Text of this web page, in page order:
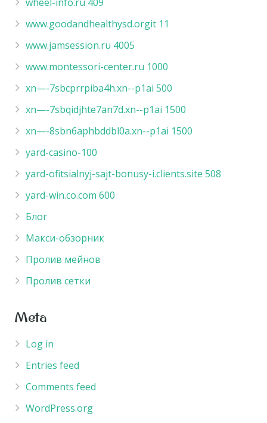
www.goodandhealthysd.orgit 11
www.jamsession.ru 4005
www.montessori-center.ru 1000
xn—-7sbcprrpiba4h.xn--p1ai 500
xn—-7sbqidjhte7an7d.xn--p1ai 1500
xn—-8sbn6aphbddbl0a.xn--p1ai 1500
yard-casino-100
yard-ofitsialnyj-sajt-bonusy-i.clients.site 508
yard-win.co.com 600
Блог
Макси-обзорник
Пролив мейнов
Пролив сетки
Meta
Log in
Entries feed
Comments feed
WordPress.org